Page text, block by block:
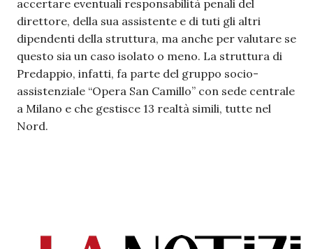
accertare eventuali responsabilità penali del
direttore, della sua assistente e di tuti gli altri
dipendenti della struttura, ma anche per valutare se
questo sia un caso isolato o meno. La struttura di
Predappio, infatti, fa parte del gruppo socio-
assistenziale “Opera San Camillo” con sede centrale
a Milano e che gestisce 13 realtà simili, tutte nel
Nord.